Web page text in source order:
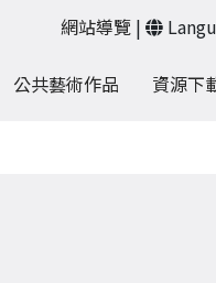
網站導覽 |
公共藝術作品 資源下